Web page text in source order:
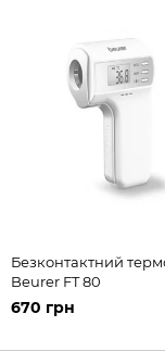
Безконтактний
Beurer FT 80
670 грн